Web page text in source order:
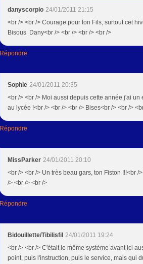
danyscorpio 24/01/2011 21:15
<br /> <br /> Courage pour ton Fils, surtout cet
Bisous Dany<br /> <br /> <br /> <br />
Répondre
Sophie 24/01/2011 20:35
<br /> <br /> Moi aussi depuis cette année j'ai
au lycée !<br /> <br /> <br /> Bises<br /> <br />
Répondre
MissParker 24/01/2011 20:10
<br /> <br /> Un très beau gars, ton Fiston !!!<br
/> <br /> <br />
Répondre
Bidouillette/Tibilisfil 24/01/2011 19:24
<br /> <br /> C'était le même système avant ici
point, puis l'instruction, puis le service, mais qui